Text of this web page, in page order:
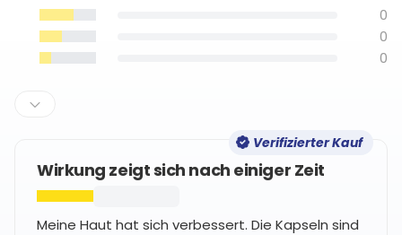
0
0
0
Verifizierter Kauf
Wirkung zeigt sich nach einiger Zeit
Meine Haut hat sich verbessert. Die Kapseln sind